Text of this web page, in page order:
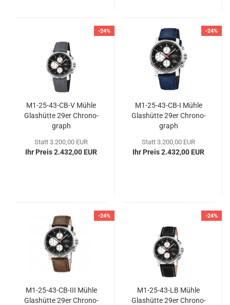
-24%
M1-​25-​43-CB-V Mühle
Glas­hüt­te 29er Chro­no­
graph
Statt 3.200,00 EUR
Ihr Preis 2.432,00 EUR
-24%
M1-​25-​43-CB-I Mühle
Glas­hüt­te 29er Chro­no­
graph
Statt 3.200,00 EUR
Ihr Preis 2.432,00 EUR
-24%
M1-​25-​43-CB-III Mühle
Glas­hüt­te 29er Chro­no­
-24%
M1-​25-​43-LB Mühle
Glas­hüt­te 29er Chro­no­